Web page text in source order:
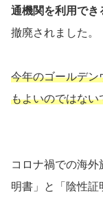
通機関を利用でき
撤廃されました。
今年のゴールデン
もよいのではない
コロナ禍での海
明書」と「陰性証